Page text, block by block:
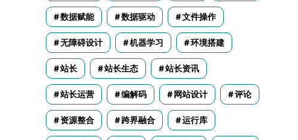
数据赋能 数据驱动 文件操作
无障碍设计 机器学习 环境搭建
站长 站长生态 站长资讯
站长运营 编解码 网站设计 评论
资源整合 跨界融合 运行库